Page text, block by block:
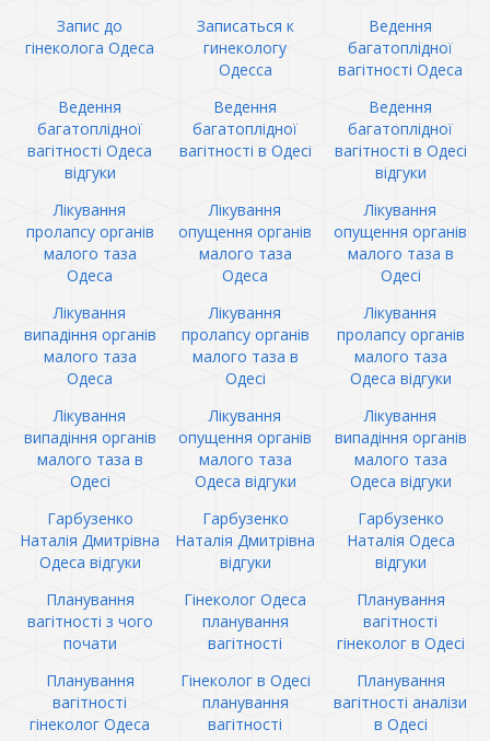
Запис до
гінеколога Одеса
Записаться к
гинекологу
Одесса
Ведення
багатоплідної
вагітності Одеса
Ведення
багатоплідної
вагітності Одеса
відгуки
Ведення
багатоплідної
вагітності в Одесі
Ведення
багатоплідної
вагітності в Одесі
відгуки
Лікування
пролапсу органів
малого таза
Одеса
Лікування
опущення органів
малого таза
Одеса
Лікування
опущення органів
малого таза в
Одесі
Лікування
випадіння органів
малого таза
Одеса
Лікування
пролапсу органів
малого таза в
Одесі
Лікування
пролапсу органів
малого таза
Одеса відгуки
Лікування
випадіння органів
малого таза в
Одесі
Лікування
опущення органів
малого таза
Одеса відгуки
Лікування
випадіння органів
малого таза
Одеса відгуки
Гарбузенко
Наталія Дмитрівна
Одеса відгуки
Гарбузенко
Наталія Дмитрівна
відгуки
Гарбузенко
Наталія Одеса
відгуки
Планування
вагітності з чого
почати
Гінеколог Одеса
планування
вагітності
Планування
вагітності
гінеколог в Одесі
Планування
вагітності
гінеколог Одеса
Гінеколог в Одесі
планування
вагітності
Планування
вагітності аналізи
в Одесі